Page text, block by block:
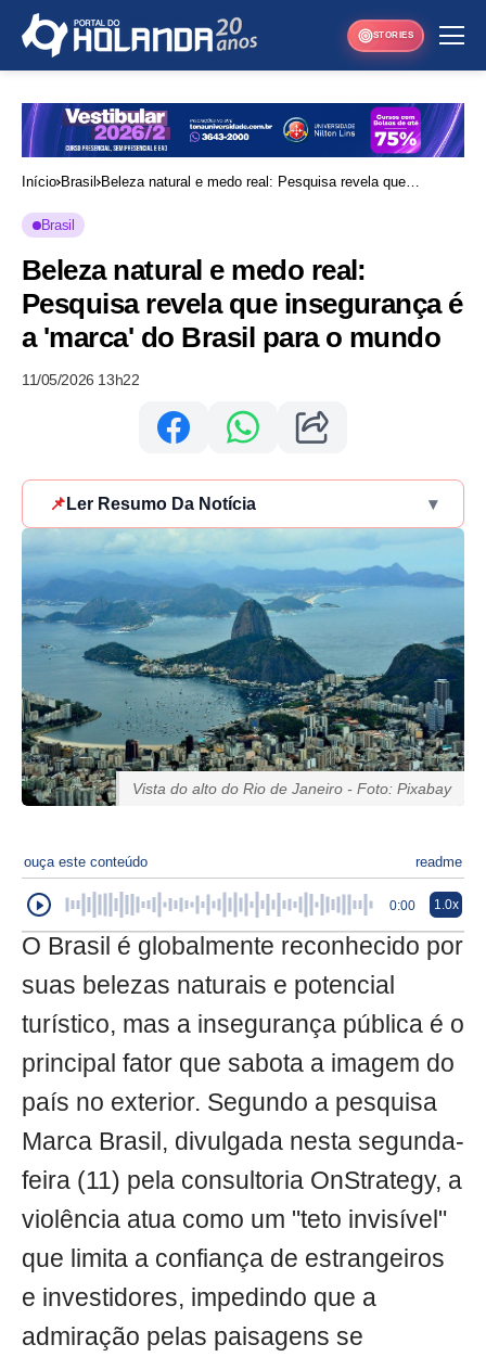
STORIES
Início Brasil
Beleza natural e medo real: Pesquisa revela que
Brasil
Beleza natural e medo real:
Pesquisa revela que insegurança é
a 'marca' do Brasil para o mundo
11/05/2026 13h22
📌 Ler Resumo Da Notícia ▾
Vista do alto do Rio de Janeiro - Foto: Pixabay
ouça este conteúdo readme
0:00 1.0x
O Brasil é globalmente reconhecido por
suas belezas naturais e potencial
turístico, mas a insegurança pública é o
principal fator que sabota a imagem do
país no exterior. Segundo a pesquisa
Marca Brasil, divulgada nesta segunda-
feira (11) pela consultoria OnStrategy, a
violência atua como um "teto invisível"
que limita a confiança de estrangeiros
e investidores, impedindo que a
admiração pelas paisagens se